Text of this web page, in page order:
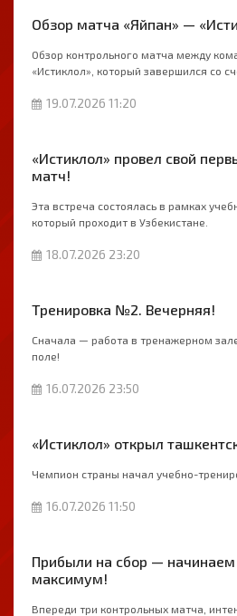
Обзор матча «Яйпан» —
Обзор контрольного матча между
«Истиклол», который завершился со
19.07.2026 11:20
«Истиклол» провел свой
матч!
Эта встреча состоялась в рамках
который проходит в Узбекистане.
18.07.2026 23:20
Тренировка №2. Вечерняя!
Сначала — работа в тренажерном
поле!
16.07.2026 23:50
«Истиклол» открыл
Чемпион страны начал учебно-
16.07.2026 11:50
Прибыли на сбор — начинаем
максимум!
Впереди три контрольных матча,